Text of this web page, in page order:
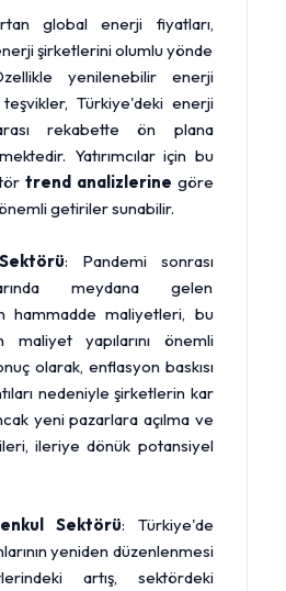
global enerji fiyatları,
şirketlerini olumlu yönde
yenilenebilir enerji
teşvikler, Türkiye'deki enerji
rekabette ön plana
Yatırımcılar için bu
trend analizlerine göre
getiriler sunabilir.
: Pandemi sonrası
meydana gelen
hammadde maliyetleri, bu
maliyet yapılarını önemli
olarak, enflasyon baskısı
nedeniyle şirketlerin kar
yeni pazarlara açılma ve
ileriye dönük potansiyel
Sektörü: Türkiye'de
yeniden düzenlenmesi
artış, sektördeki